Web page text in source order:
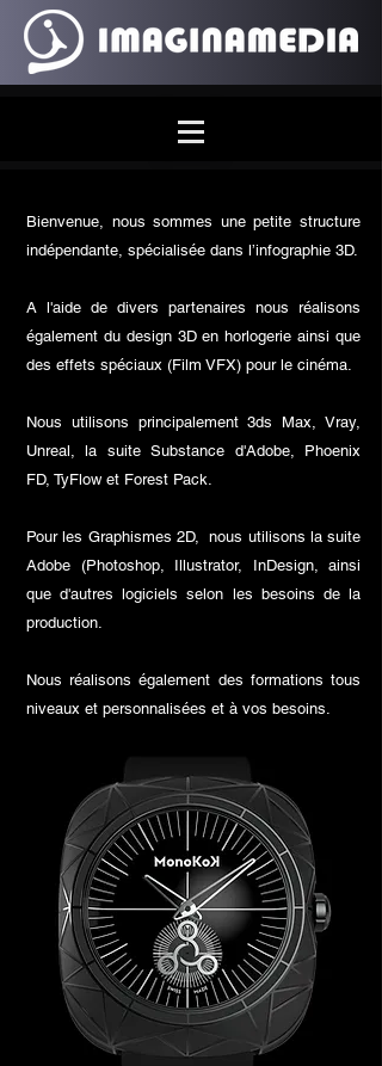
Bienvenue, nous sommes une petite structure
indépendante, spécialisée dans l’infographie 3D.
A l'aide de divers partenaires nous réalisons
également du design 3D en horlogerie ainsi que
des effets spéciaux (Film VFX) pour le cinéma.
Nous utilisons principalement 3ds Max, Vray,
Unreal, la suite Substance d'Adobe, Phoenix
FD, TyFlow et Forest Pack.
Pour les Graphismes 2D, nous utilisons la suite
Adobe (Photoshop, Illustrator, InDesign, ainsi
que d'autres logiciels selon les besoins de la
production.
Nous réalisons également des formations tous
niveaux et personnalisées et à vos besoins.